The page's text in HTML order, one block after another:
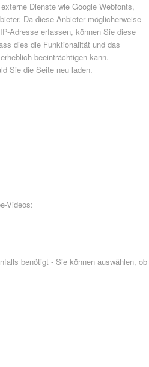
Dienste wie Google Webfonts,
Da diese Anbieter möglicherweise
Adresse erfassen, können Sie diese
dies die Funktionalität und das
beeinträchtigen kann.
Sie die Seite neu laden.
Videos:
benötigt - Sie können auswählen, ob